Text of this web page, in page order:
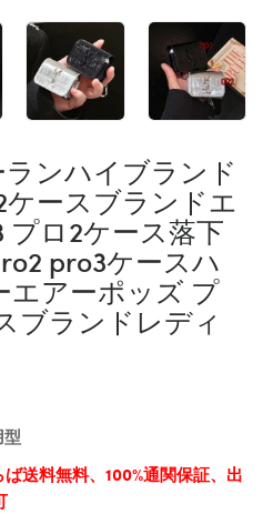
ンハイブランド
ースブランドエ
ロ2ケース落下
pro3ケースハ
エアーポッズ プ
ブランドレディ
送料無料、100%通関保証、出